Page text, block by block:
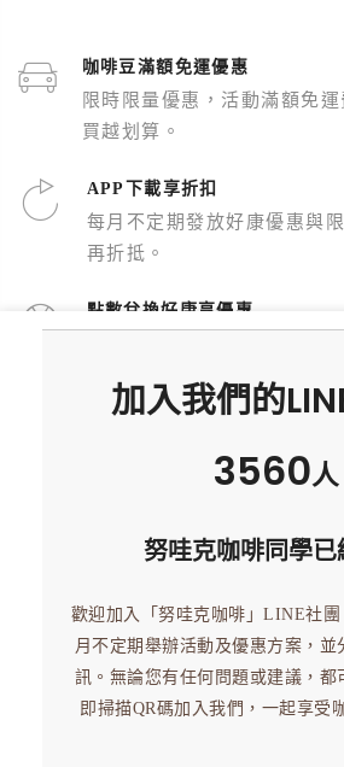
咖啡豆滿額免運優惠
限時限量優惠，活動滿額免
買越划算。
APP下載享折扣
每月不定期發放好康優惠與
再折抵。
點數兌換好康享優惠
每週二、五烘製，日式慢火培
● 關於努哇克
加入我們的
3703人
努哇克咖啡同學已
歡迎加入「努哇克咖啡」LINE社
月不定期舉辦活動及優惠方案，並
訊。無論您有任何問題或建議，都
即掃描QR碼加入我們，一起享受